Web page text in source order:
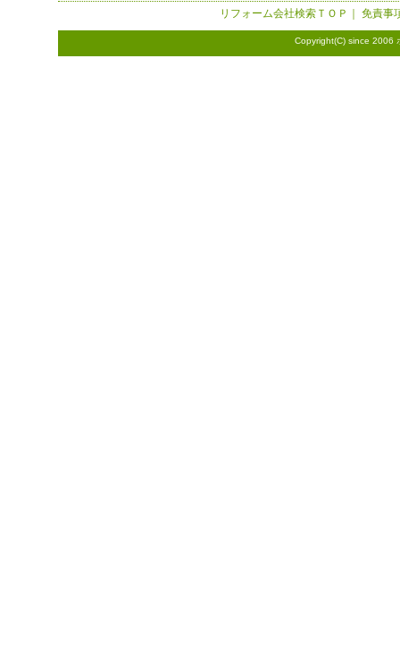
リフォーム会社検索ＴＯＰ｜ 免責事
Copyright(C) since 2006